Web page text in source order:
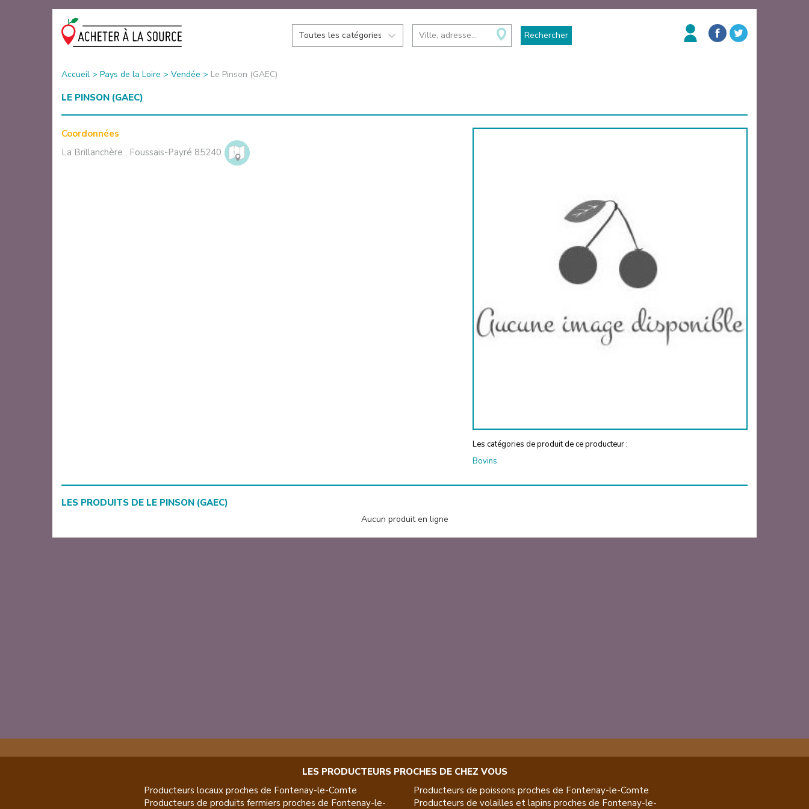
Toutes les catégories Ville, adresse... Rechercher
Accueil > Pays de la Loire > Vendée > Le Pinson (GAEC)
LE PINSON (GAEC)
Coordonnées
La Brillanchère , Foussais-Payré 85240
Les catégories de produit de ce producteur :
Bovins
LES PRODUITS DE LE PINSON (GAEC)
Aucun produit en ligne
LES PRODUCTEURS PROCHES DE CHEZ VOUS
Producteurs locaux proches de Fontenay-le-Comte
Producteurs de produits fermiers proches de Fontenay-le-
Producteurs de poissons proches de Fontenay-le-Comte
Producteurs de volailles et lapins proches de Fontenay-le-